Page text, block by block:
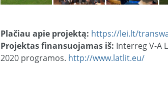
Plačiau apie projektą: https://lei.lt/
Projektas finansuojamas iš: Interreg V-A
2020 programos. http://www.latlit.eu/